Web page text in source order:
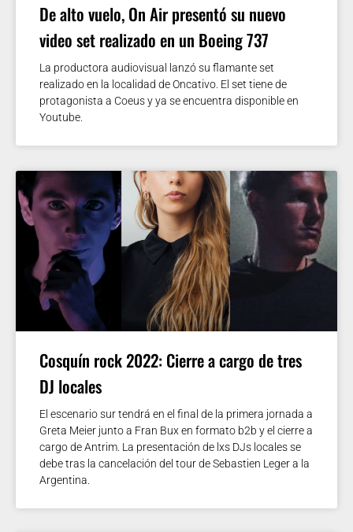
De alto vuelo, On Air presentó su nuevo
video set realizado en un Boeing 737
La productora audiovisual lanzó su flamante set
realizado en la localidad de Oncativo. El set tiene de
protagonista a Coeus y ya se encuentra disponible en
Youtube.
Cosquín rock 2022: Cierre a cargo de tres
DJ locales
El escenario sur tendrá en el final de la primera jornada a
Greta Meier junto a Fran Bux en formato b2b y el cierre a
cargo de Antrim. La presentación de lxs DJs locales se
debe tras la cancelación del tour de Sebastien Leger a la
Argentina.